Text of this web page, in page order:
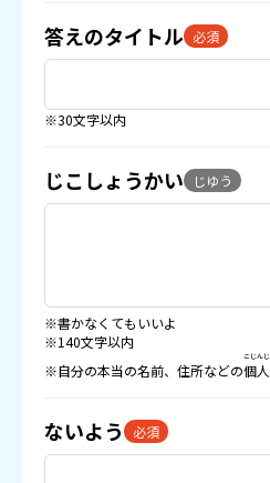
答えのタイトル 必須
※30文字以内
じこしょうかい じゆう
※書かなくてもいいよ
※140文字以内
※自分の本当の名前、住所などの個
こじん
ないよう 必須